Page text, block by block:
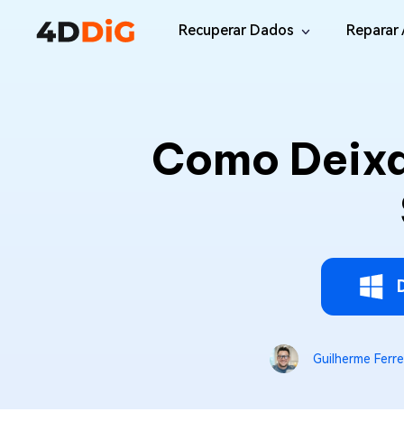
Recuperar Dados
Recuperar Arquivos Apagados de Win
Recuperar Dados Perdidos de iPhone/
Android Recovery
Recuperar Arquivos no Android Sem
Reparar
Corrigir
Online
Como
Guilherme